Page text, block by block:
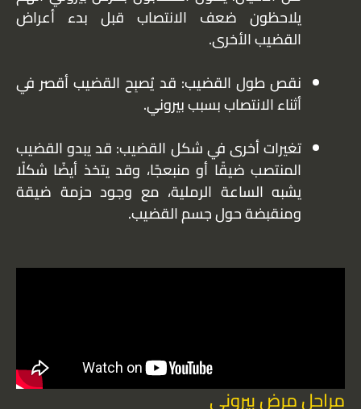
يلاحظون ضعف الانتصاب قبل بدء أعراض
القضيب الأخرى.
نقص طول القضيب: قد يُصبِح القضيب أقصر في
أثناء الانتصاب بسبب بيروني.
تغيرات أخرى في شكل القضيب: قد يبدو القضيب
المنتصب ضيقًا أو منبعجًا، وقد يتخذ أيضًا شكلًا
يشبه الساعة الرملية، مع وجود حزمة ضيقة
ومنقبضة حول جسم القضيب.
مراحل مرض بيروني